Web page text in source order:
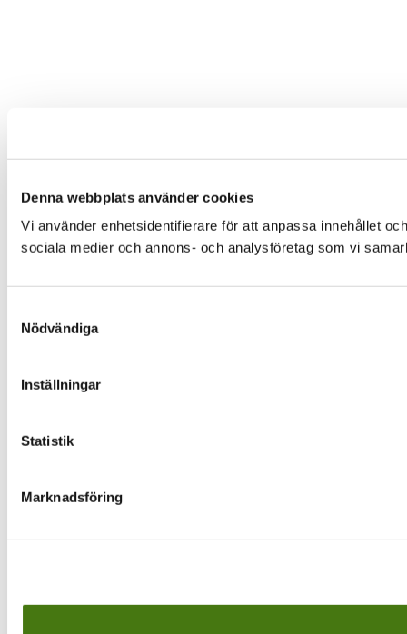
Denna webbplats använder cookies
Vi använder enhetsidentifierare för att anpassa innehållet
sociala medier och annons- och analysföretag som vi
Nödvändiga
Inställningar
Statistik
Marknadsföring